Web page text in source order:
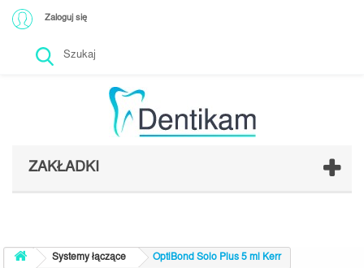
Zaloguj się
ZAKŁADKI
Systemy łączące OptiBond Solo Plus 5 ml Kerr